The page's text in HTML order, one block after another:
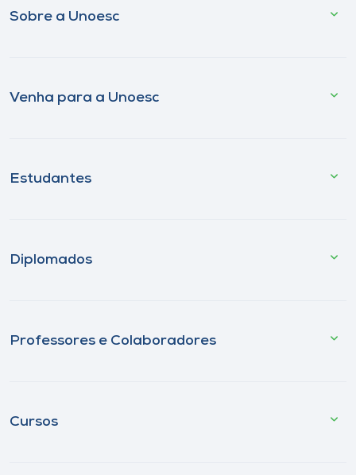
Sobre a Unoesc
Venha para a Unoesc
Estudantes
Diplomados
Professores e Colaboradores
Cursos